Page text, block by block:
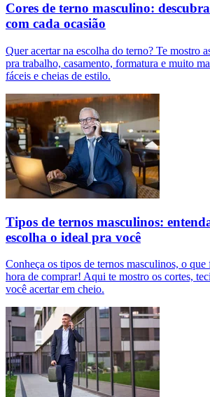
Cores de terno masculino:
com cada ocasião
Quer acertar na escolha do terno? Te mostro
pra trabalho, casamento, formatura e muito
fáceis e cheias de estilo.
Tipos de ternos masculinos:
escolha o ideal pra você
Conheça os tipos de ternos masculinos, o
hora de comprar! Aqui te mostro os cortes,
você acertar em cheio.